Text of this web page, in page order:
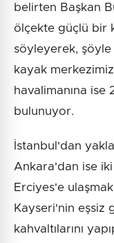
belirten Başkan
ölçekte güçlü bir
söyleyerek, şöyle
kayak
havalimanına
bulunuyor.
İstanbul'dan
Ankara'dan ise
Erciyes'e
Kayseri'nin eşsiz
kahvaltılarını